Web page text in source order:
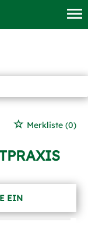
Merkliste (0)
EIN